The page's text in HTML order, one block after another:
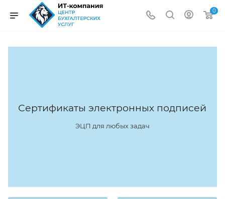
0
Сертификаты электронных подписей
ЭЦП для любых задач